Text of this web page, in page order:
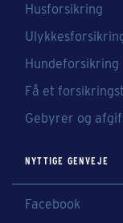
Husforsikring
Hundeforsikring
Få et
Gebyrer og
NYTTIGE GENVEJE
Facebook